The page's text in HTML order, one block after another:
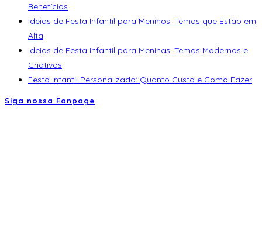
Benefícios
Ideias de Festa Infantil para Meninos: Temas que Estão em
Alta
Ideias de Festa Infantil para Meninas: Temas Modernos e
Criativos
Festa Infantil Personalizada: Quanto Custa e Como Fazer
Siga nossa Fanpage